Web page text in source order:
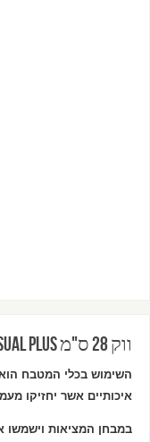
ווק 28 ס"מ CASUAL PLUS ידית חרדל – Food Appeal
השימוש בכלי המטבח הוא
איכותיים אשר יחזיקו